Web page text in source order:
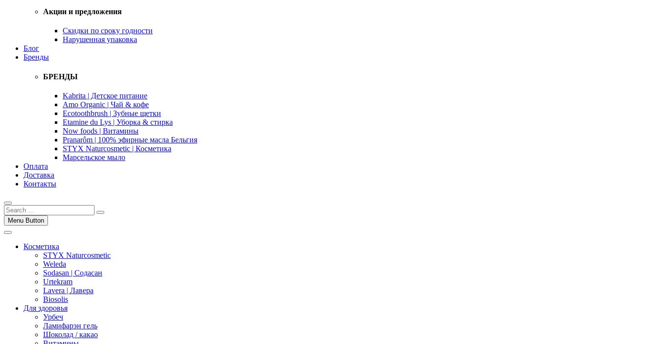
Акции и предложения
Скидки по сроку годности
Нарушенная упаковка
Блог
Бренды
БРЕНДЫ
Kabrita | Детское питание
Amo Organic | Чай & кофе
Ecotoothbrush | Зубные щетки
Etamine du Lys | Уборка & стирка
Now foods | Витамины
Pranarôm | 100% эфирные масла Бельгия
STYX Naturcosmetic | Косметика
Марсельское мыло
Оплата
Доставка
Контакты
Menu Button
Косметика
STYX Naturcosmetic
Weleda
Sodasan | Содасан
Urtekram
Lavera | Лавера
Biosolis
Для здоровья
Урбеч
Ламифарэн гель
Шоколад / какао